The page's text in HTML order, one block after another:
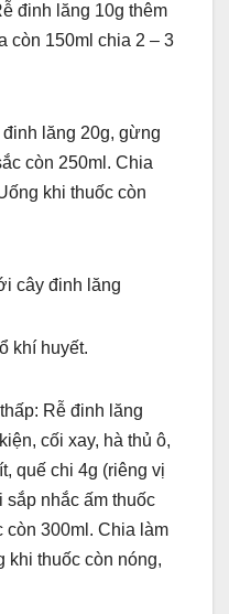
đinh lăng 10g thêm
còn 150ml chia 2 – 3
lăng 20g, gừng
còn 250ml. Chia
khi thuốc còn
khí huyết.
Rễ đinh lăng
cối xay, hà thủ ô,
quế chi 4g (riêng vị
sắp nhắc ấm thuốc
300ml. Chia làm
khi thuốc còn nóng,